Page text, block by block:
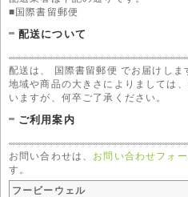
■国際書留郵便
配送について
配送は、 国際書留郵便 でお届けしま
地域や商品の大きさによりましては
いますが、何卒ご了承ください。
ご利用案内
お問い合わせは、 お問い合わせフォ
す。
フービーウェル